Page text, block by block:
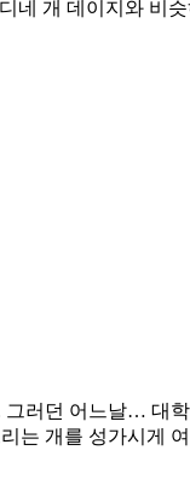
네 개 데이지와 비
그러던 어느날… 대
는 개를 성가시게